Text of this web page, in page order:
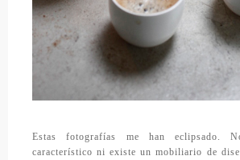
Estas fotografías me han eclipsado.
característico ni existe un mobiliario de